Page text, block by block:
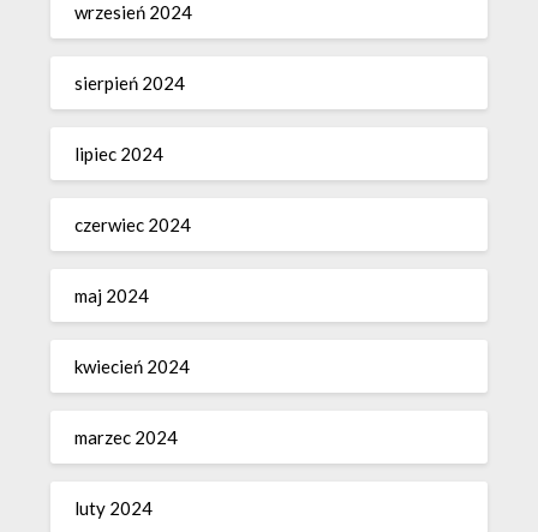
wrzesień 2024
sierpień 2024
lipiec 2024
czerwiec 2024
maj 2024
kwiecień 2024
marzec 2024
luty 2024